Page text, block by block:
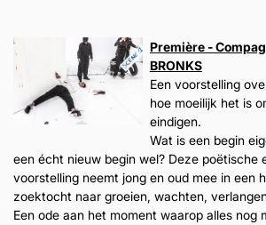
Première -
BRONKS
Een voorstelling
hoe moeilijk het is
eindigen.
Wat is een begin
een écht nieuw begin wel? Deze poëtische
voorstelling neemt jong en oud mee in een
zoektocht naar groeien, wachten,
Een ode aan het moment waarop alles nog